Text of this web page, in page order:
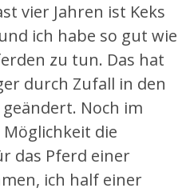
vier Jahren ist Keks
ich habe so gut wie
zu tun. Das hat
durch Zufall in den
Noch im
die
das Pferd einer
ich half einer